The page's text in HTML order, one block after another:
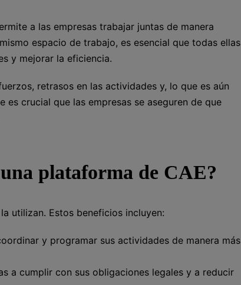
a las empresas trabajar juntas de manera
espacio de trabajo, es esencial que todas ellas
y mejorar la eficiencia.
retrasos en las actividades y, lo que es aún
crucial que las empresas se aseguren de que
plataforma de CAE?
utilizan. Estos beneficios incluyen:
y programar sus actividades de manera más
a cumplir con sus obligaciones legales y a reducir